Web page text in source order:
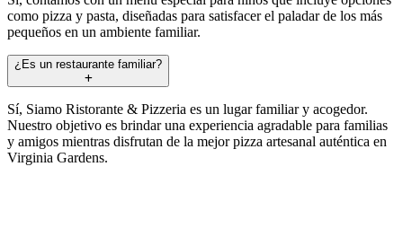
como pizza y pasta, diseñadas para satisfacer el paladar de los más
pequeños en un ambiente familiar.
¿Es un restaurante familiar?
Sí, Siamo Ristorante & Pizzeria es un lugar familiar y acogedor.
Nuestro objetivo es brindar una experiencia agradable para familias
y amigos mientras disfrutan de la mejor pizza artesanal auténtica en
Virginia Gardens.